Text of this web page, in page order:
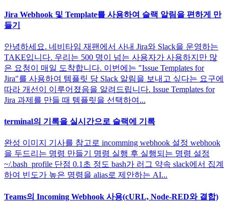
Jira Webhook 및 Template를 사용하여 슬랙 알림을 편하게 만
들기
안녕하세요. 네비타임 재팬에서 사내 Jira와 Slack을 운영하는
TAKE입니다. 우리는 500 명이 넘는 사용자가 사용하지만 많
은 요청이 매일 도착합니다. 이번에는 "Issue Templates for
Jira"를 사용하여 템플릿 당 Slack 알림을 보내고 싶다는 요구에
따라 개선이 이루어졌음을 알려드립니다. Issue Templates for
Jira 과제를 만들 때 템플릿을 선택하여...
terminal의 기록을 실시간으로 슬랙에 기록
완성 이미지 기사를 참고로 incomming webhook 설정 webhook
을 두드리는 명령 만들기 명령 실행 후 실행되는 명령 설정
~/.bash_profile 단점 0.1초 정도 bash가 러그 약속 slack에서 집계
하여 빈도가 높은 명령을 alias로 제안하는 AI...
Teams의 Incoming Webhook 사용(cURL, Node-RED와 결합)